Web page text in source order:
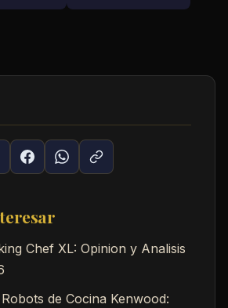
Chef XL: Opinion y Analisis
de Cocina Kenwood: